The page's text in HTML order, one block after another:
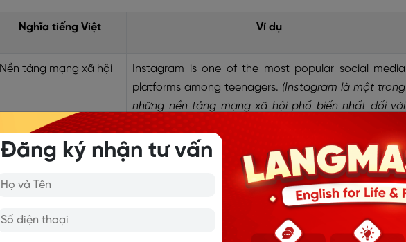
Nghĩa tiếng Việt Ví dụ
Nền tảng mạng xã hội
Instagram is one of the most popular social media
platforms among teenagers. (Instagram là một trong
những nền tảng mạng xã hội phổ biến nhất đối với
thanh thiếu niên.)
Social media algorithms decide what content users
(Thuật toán mạng xã hội quyết định nội dung
người dùng có thể nhìn thấy.)
Đăng ký nhận tư vấn